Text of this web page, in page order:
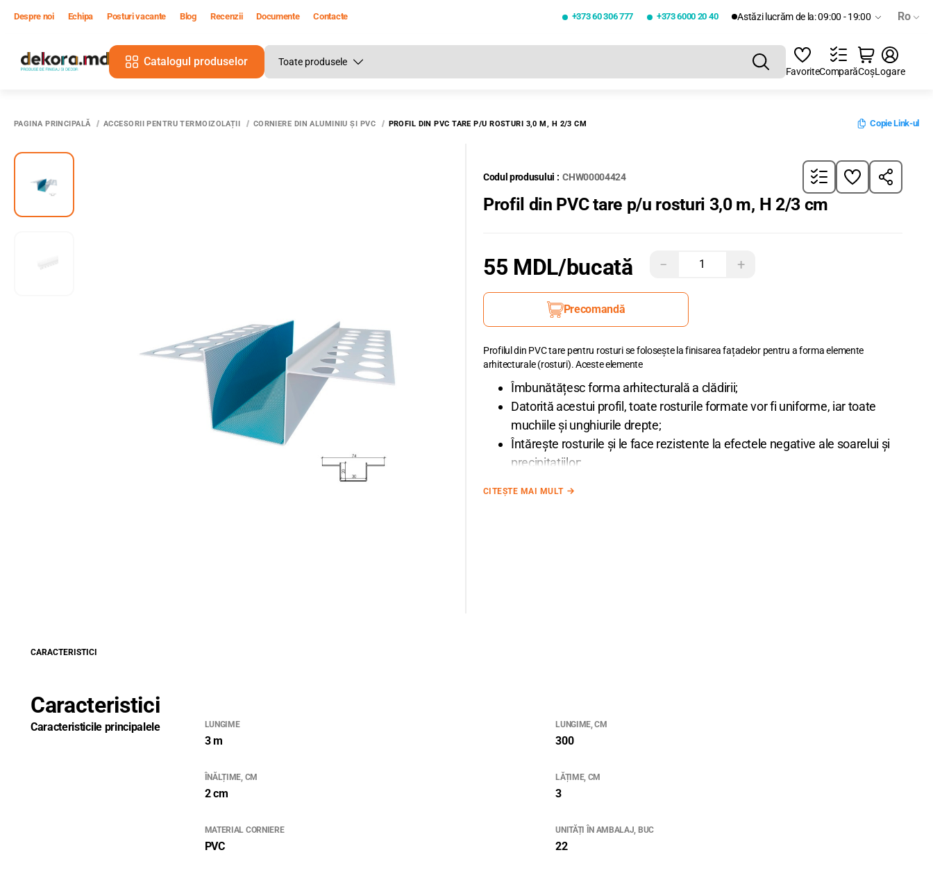
Despre noi Echipa Posturi vacante Blog Recenzii Documente Contacte +373 60 306 777 +373 6000 20 40 Astăzi lucrăm de la: 09:00 - 19:00 Ro
Catalogul produselor
FavoriteComparăCoșLogare
PAGINA PRINCIPALĂ ACCESORII PENTRU TERMOIZOLAȚII CORNIERE DIN ALUMINIU ŞI PVC PROFIL DIN PVC TARE P/U ROSTURI 3,0 M, H 2/3 CM Copie Link-ul
Codul produsului : CHW00004424
Profil din PVC tare p/u rosturi 3,0 m, H 2/3 cm
55 MDL/bucată − +
Precomandă
Profilul din PVC tare pentru rosturi se folosește la finisarea fațadelor pentru a forma elemente
arhitecturale (rosturi). Aceste elemente
Îmbunătățesc forma arhitecturală a clădirii;
Datorită acestui profil, toate rosturile formate vor fi uniforme, iar toate
muchiile și unghiurile drepte;
Întărește rosturile și le face rezistente la efectele negative ale soarelui și
precipitațiilor;
CITEȘTE MAI MULT
CARACTERISTICI
Caracteristici
Caracteristicile principalele LUNGIME
3 m
LUNGIME, CM
300
ÎNĂLȚIME, CM
2 cm
LĂȚIME, CM
3
MATERIAL CORNIERE
PVC
UNITĂȚI ÎN AMBALAJ, BUC
22